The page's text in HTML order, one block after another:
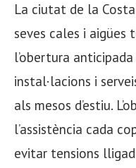
La ciutat de la
seves cales i aigües
l’obertura anticipada
instal·lacions i
als mesos d’estiu.
l’assistència cada
evitar tensions